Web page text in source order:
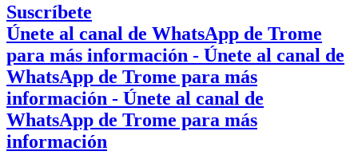
Suscríbete
Únete al canal de WhatsApp de Trome
para más información - Únete al canal de
WhatsApp de Trome para más
información - Únete al canal de
WhatsApp de Trome para más
información